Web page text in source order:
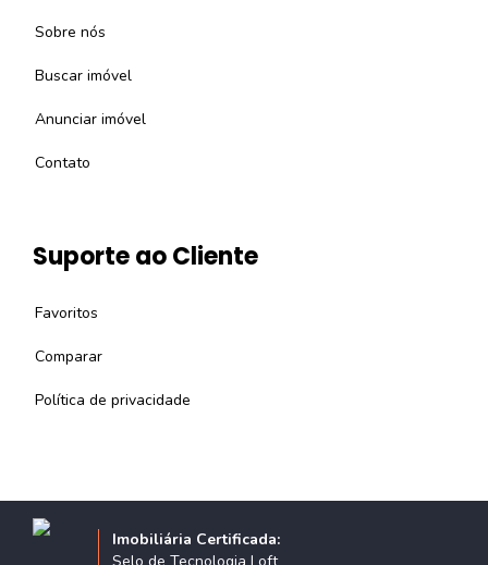
Sobre nós
Buscar imóvel
Anunciar imóvel
Contato
Suporte ao Cliente
Favoritos
Comparar
Política de privacidade
Imobiliária Certificada: